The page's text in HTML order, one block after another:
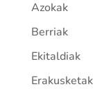
Azokak
Berriak
Ekitaldiak
Erakusketak